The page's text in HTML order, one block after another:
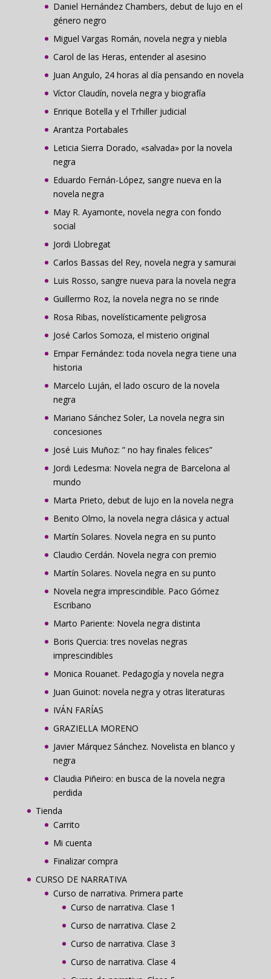
Daniel Hernández Chambers, debut de lujo en el
género negro
Miguel Vargas Román, novela negra y niebla
Carol de las Heras, entender al asesino
Juan Angulo, 24 horas al día pensando en novela
Víctor Claudín, novela negra y biografía
Enrique Botella y el Trhiller judicial
Arantza Portabales
Leticia Sierra Dorado, «salvada» por la novela
negra
Eduardo Fernán-López, sangre nueva en la
novela negra
May R. Ayamonte, novela negra con fondo
social
Jordi Llobregat
Carlos Bassas del Rey, novela negra y samurai
Luis Rosso, sangre nueva para la novela negra
Guillermo Roz, la novela negra no se rinde
Rosa Ribas, novelísticamente peligrosa
José Carlos Somoza, el misterio original
Empar Fernández: toda novela negra tiene una
historia
Marcelo Luján, el lado oscuro de la novela
negra
Mariano Sánchez Soler, La novela negra sin
concesiones
José Luis Muñoz: ” no hay finales felices”
Jordi Ledesma: Novela negra de Barcelona al
mundo
Marta Prieto, debut de lujo en la novela negra
Benito Olmo, la novela negra clásica y actual
Martín Solares. Novela negra en su punto
Claudio Cerdán. Novela negra con premio
Martín Solares. Novela negra en su punto
Novela negra imprescindible. Paco Gómez
Escribano
Marto Pariente: Novela negra distinta
Boris Quercia: tres novelas negras
imprescindibles
Monica Rouanet. Pedagogía y novela negra
Juan Guinot: novela negra y otras literaturas
IVÁN FARÍAS
GRAZIELLA MORENO
Javier Márquez Sánchez. Novelista en blanco y
negra
Claudia Piñeiro: en busca de la novela negra
perdida
Tienda
Carrito
Mi cuenta
Finalizar compra
CURSO DE NARRATIVA
Curso de narrativa. Primera parte
Curso de narrativa. Clase 1
Curso de narrativa. Clase 2
Curso de narrativa. Clase 3
Curso de narrativa. Clase 4